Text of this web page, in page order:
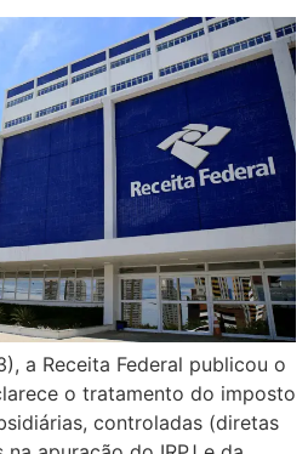
a Receita Federal publicou o
o tratamento do imposto
controladas (diretas